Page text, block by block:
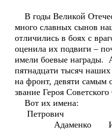
В годы Великой
много славных сынов
отличились в боях с
оценила их подвиги –
имели боевые награды.
пятнадцати тысяч
на фронт, девяти самым
звание Героя
Вот их имена:
Петрович
Адаменко